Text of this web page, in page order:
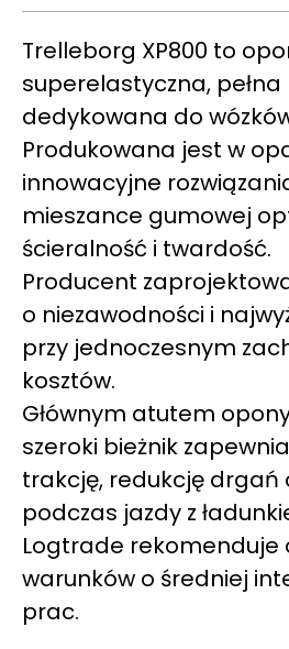
Trelleborg XP800 to
superelastyczna,
dedykowana do
Produkowana jest w
innowacyjne
mieszance gumowej
ścieralność i twardość.
Producent
o niezawodności i
przy jednoczesnym
kosztów.
Głównym atutem
szeroki bieżnik
trakcję, redukcję drgań
podczas jazdy z
Logtrade rekomenduje
warunków o średniej
prac.